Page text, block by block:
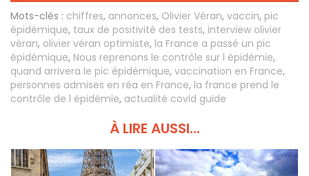
Mots-clés : chiffres, annonces, Olivier Véran, vaccin, pic
épidémique, taux de positivité des tests, interview olivier
véran, olivier véran optimiste, la France a passé un pic
épidémique, Nous reprenons le contrôle sur l épidémie,
quand arrivera le pic épidémique, vaccination en France,
personnes admises en réa en France, la france prend le
contrôle de l épidémie, actualité covid guide
À LIRE AUSSI...